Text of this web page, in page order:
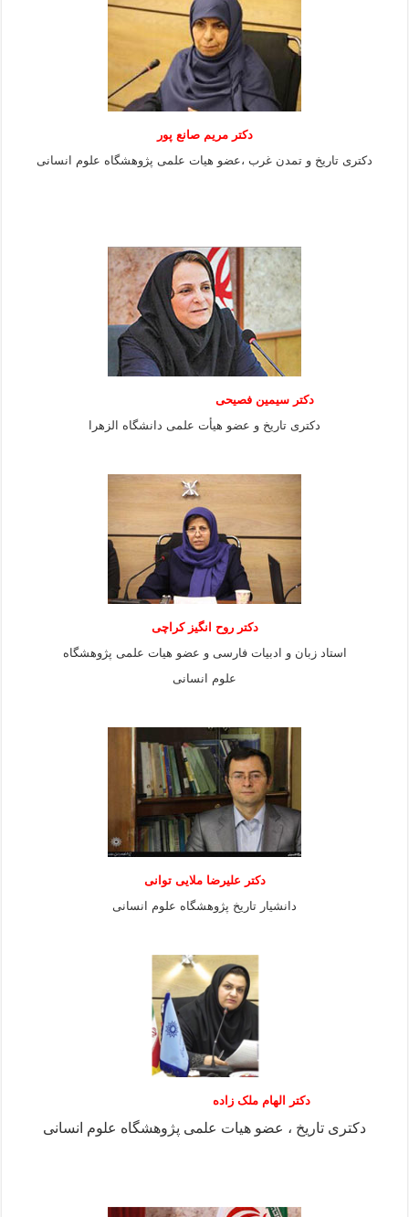
دکتر مریم صانع پور
دکتری تاریخ و تمدن غرب ،عضو هیات علمی پژوهشگاه علوم
انسانی
دکتر سیمین فصیحی
دکتری تاریخ و عضو هیأت علمی دانشگاه الزهرا
دکتر روح انگیز کراچی
استاد زبان و ادبیات فارسی و عضو هیات علمی پژوهشگاه
علوم انسانی
دكتر عليرضا ملايى توانی
دانشيار تاريخ پژوهشگاه علوم انسانی
دکتر الهام ملک زاده
دکتری تاریخ ، عضو هیات علمی پژوهشگاه علوم انسانی